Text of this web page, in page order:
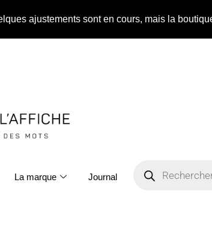
ajustements sont en cours, mais la
La marque Journal